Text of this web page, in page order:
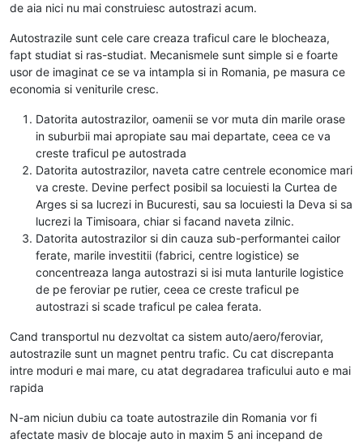
de aia nici nu mai construiesc autostrazi acum.
Autostrazile sunt cele care creaza traficul care le blocheaza,
fapt studiat si ras-studiat. Mecanismele sunt simple si e foarte
usor de imaginat ce se va intampla si in Romania, pe masura ce
economia si veniturile cresc.
Datorita autostrazilor, oamenii se vor muta din marile orase
in suburbii mai apropiate sau mai departate, ceea ce va
creste traficul pe autostrada
Datorita autostrazilor, naveta catre centrele economice mari
va creste. Devine perfect posibil sa locuiesti la Curtea de
Arges si sa lucrezi in Bucuresti, sau sa locuiesti la Deva si sa
lucrezi la Timisoara, chiar si facand naveta zilnic.
Datorita autostrazilor si din cauza sub-performantei cailor
ferate, marile investitii (fabrici, centre logistice) se
concentreaza langa autostrazi si isi muta lanturile logistice
de pe feroviar pe rutier, ceea ce creste traficul pe
autostrazi si scade traficul pe calea ferata.
Cand transportul nu dezvoltat ca sistem auto/aero/feroviar,
autostrazile sunt un magnet pentru trafic. Cu cat discrepanta
intre moduri e mai mare, cu atat degradarea traficului auto e mai
rapida
N-am niciun dubiu ca toate autostrazile din Romania vor fi
afectate masiv de blocaje auto in maxim 5 ani incepand de